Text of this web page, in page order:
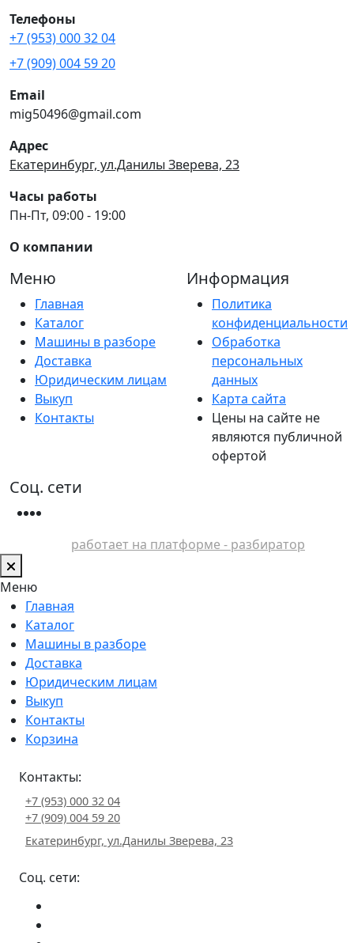
Телефоны
+7 (953) 000 32 04
+7 (909) 004 59 20
Email
mig50496@gmail.com
Адрес
Екатеринбург, ул.Данилы Зверева, 23
Часы работы
Пн-Пт, 09:00 - 19:00
О компании
Меню
Главная
Каталог
Машины в разборе
Доставка
Юридическим лицам
Выкуп
Контакты
Информация
Политика
конфиденциальности
Обработка
персональных
данных
Карта сайта
Цены на сайте не
являются публичной
офертой
Соц. сети
работает на платформе - разбиратор
Меню
Главная
Каталог
Машины в разборе
Доставка
Юридическим лицам
Выкуп
Контакты
Корзина
Контакты:
+7 (953) 000 32 04
+7 (909) 004 59 20
Екатеринбург, ул.Данилы Зверева, 23
Соц. сети: